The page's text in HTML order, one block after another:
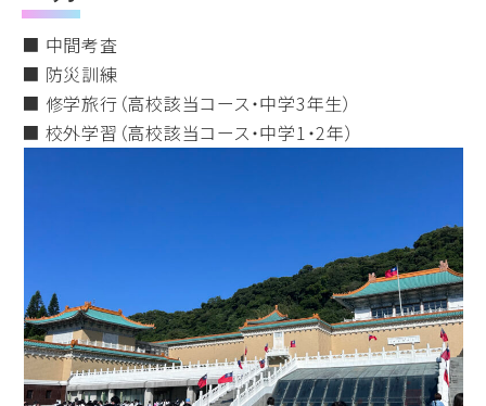
■ 中間考査
■ 防災訓練
■ 修学旅行（高校該当コース・中学3年生）
■ 校外学習（高校該当コース・中学1・2年）